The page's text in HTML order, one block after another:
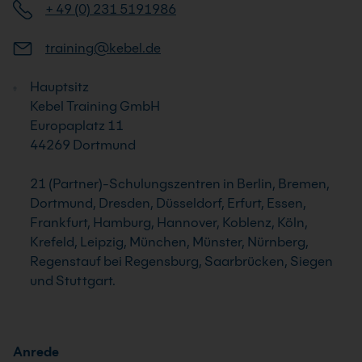
+ 49 (0) 231 5191986
training@kebel.de
Hauptsitz
Kebel Training GmbH
Europaplatz 11
44269 Dortmund
21 (Partner)-Schulungszentren in Berlin, Bremen,
Dortmund, Dresden, Düsseldorf, Erfurt, Essen,
Frankfurt, Hamburg, Hannover, Koblenz, Köln,
Krefeld, Leipzig, München, Münster, Nürnberg,
Regenstauf bei Regensburg, Saarbrücken, Siegen
und Stuttgart.
Anrede